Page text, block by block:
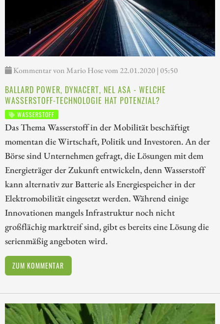
Kommentar von Mario Hose vom 22.01.2020 | 05:50
BALLARD POWER, DYNACERT, NEL ASA - WELCHE
WASSERSTOFF-TECHNOLOGIE HAT POTENZIAL?
WASSERSTOFF
Das Thema Wasserstoff in der Mobilität beschäftigt
momentan die Wirtschaft, Politik und Investoren. An der
Börse sind Unternehmen gefragt, die Lösungen mit dem
Energieträger der Zukunft entwickeln, denn Wasserstoff
kann alternativ zur Batterie als Energiespeicher in der
Elektromobilität eingesetzt werden. Während einige
Innovationen mangels Infrastruktur noch nicht
großflächig marktreif sind, gibt es bereits eine Lösung die
serienmäßig angeboten wird.
ZUM KOMMENTAR